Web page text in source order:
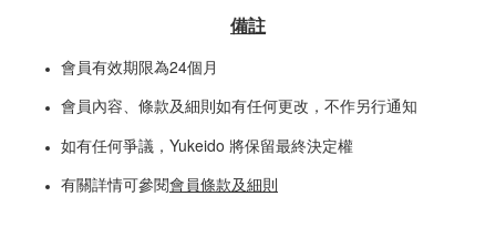
備註
會員有效期限為24個月
會員內容、條款及細則如有任何更改，不作另行通知
如有任何爭議， Yukeido 將保留最終決定權
有關詳情可參閱會員條款及細則